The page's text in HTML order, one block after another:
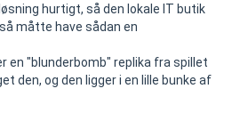
hurtigt, så den lokale IT butik
måtte have sådan en
en "blunderbomb" replika fra spillet
den, og den ligger i en lille bunke af